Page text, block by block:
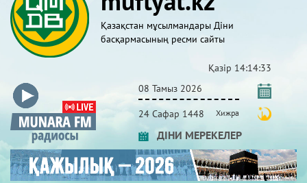
Қазақстан мұсылмандары Діни
басқармасының ресми сайты
Қазір 14:14:34
08 Тамыз 2026
24 Сафар 1448 Хижра
ДІНИ МЕРЕКЕЛЕР